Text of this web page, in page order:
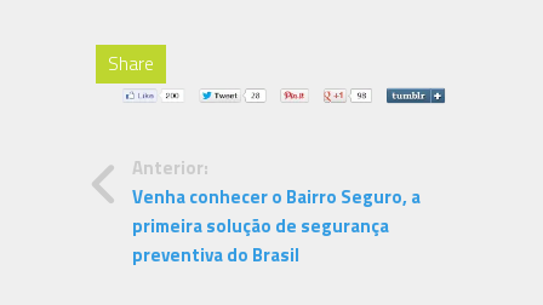
Share
Anterior:
Venha conhecer o Bairro Seguro, a
primeira solução de segurança
preventiva do Brasil